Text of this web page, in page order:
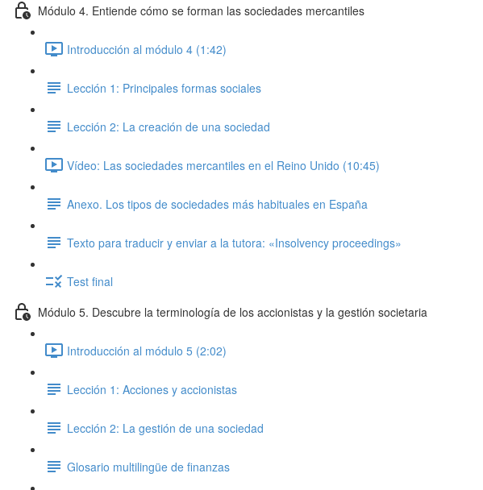
Módulo 4. Entiende cómo se forman las sociedades mercantiles
Introducción al módulo 4 (1:42)
Lección 1: Principales formas sociales
Lección 2: La creación de una sociedad
Vídeo: Las sociedades mercantiles en el Reino Unido (10:45)
Anexo. Los tipos de sociedades más habituales en España
Texto para traducir y enviar a la tutora: «Insolvency proceedings»
Test final
Módulo 5. Descubre la terminología de los accionistas y la gestión societaria
Introducción al módulo 5 (2:02)
Lección 1: Acciones y accionistas
Lección 2: La gestión de una sociedad
Glosario multilingüe de finanzas